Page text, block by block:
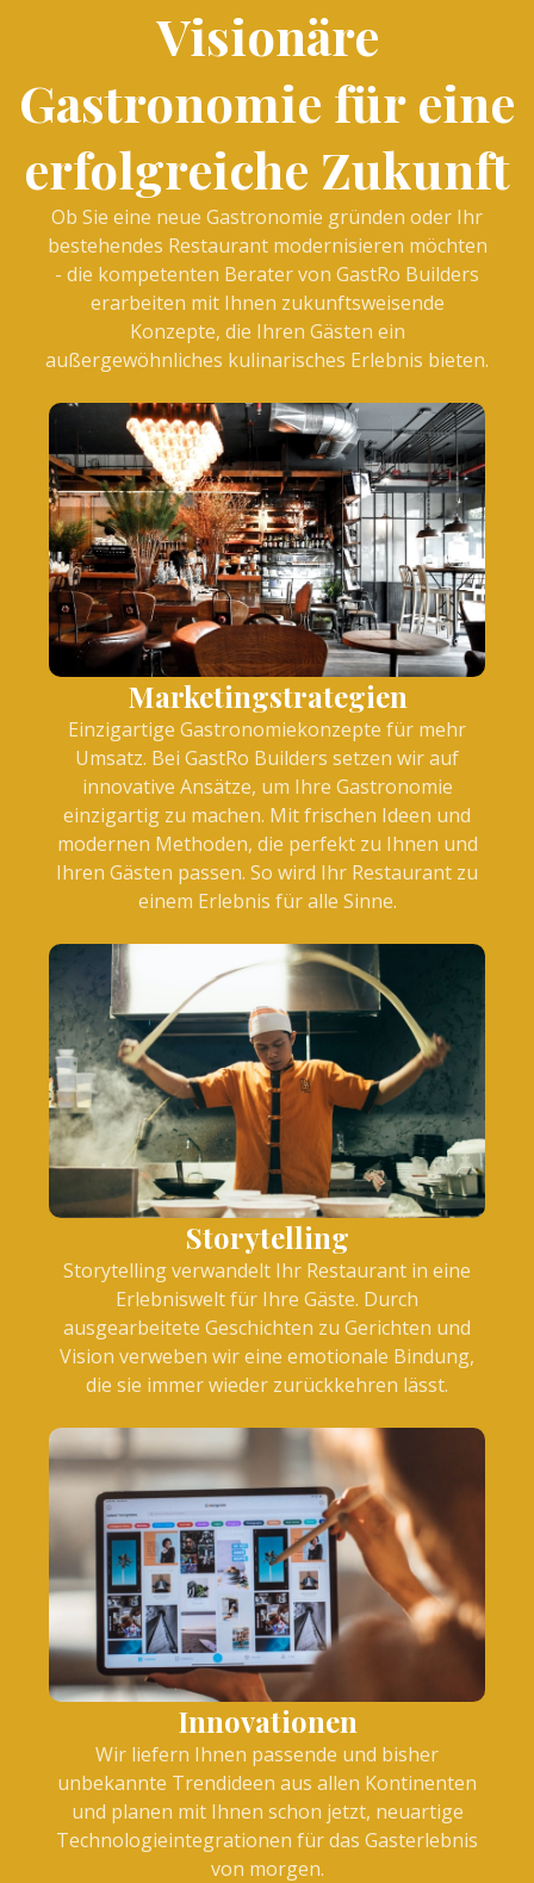
Visionäre
Gastronomie für eine
erfolgreiche Zukunft
Ob Sie eine neue Gastronomie gründen oder Ihr
bestehendes Restaurant modernisieren möchten
- die kompetenten Berater von GastRo Builders
erarbeiten mit Ihnen zukunftsweisende
Konzepte, die Ihren Gästen ein
außergewöhnliches kulinarisches Erlebnis bieten.
Marketingstrategien
Einzigartige Gastronomiekonzepte für mehr
Umsatz. Bei GastRo Builders setzen wir auf
innovative Ansätze, um Ihre Gastronomie
einzigartig zu machen. Mit frischen Ideen und
modernen Methoden, die perfekt zu Ihnen und
Ihren Gästen passen. So wird Ihr Restaurant zu
einem Erlebnis für alle Sinne.
Storytelling
Storytelling verwandelt Ihr Restaurant in eine
Erlebniswelt für Ihre Gäste. Durch
ausgearbeitete Geschichten zu Gerichten und
Vision verweben wir eine emotionale Bindung,
die sie immer wieder zurückkehren lässt.
Innovationen
Wir liefern Ihnen passende und bisher
unbekannte Trendideen aus allen Kontinenten
und planen mit Ihnen schon jetzt, neuartige
Technologieintegrationen für das Gasterlebnis
von morgen.